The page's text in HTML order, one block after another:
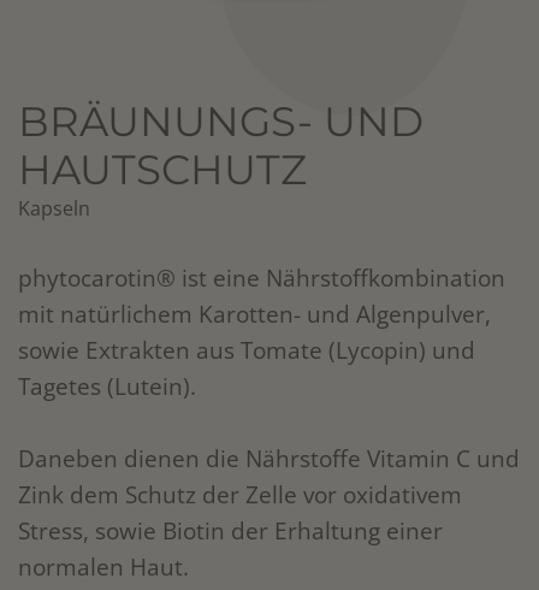
BRÄUNUNGS- UND
HAUTSCHUTZ
Kapseln
phytocarotin® ist eine Nährstoffkombination
mit natürlichem Karotten- und Algenpulver,
sowie Extrakten aus Tomate (Lycopin) und
Tagetes (Lutein).
Daneben dienen die Nährstoffe Vitamin C und
Zink dem Schutz der Zelle vor oxidativem
Stress, sowie Biotin der Erhaltung einer
normalen Haut.